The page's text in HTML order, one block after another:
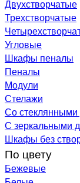
Двухстворчатые
Трехстворчатые
Угловые
Шкафы пеналы
Пеналы
Модули
Стелажи
Со
С зеркальными
Шкафы без
По цвету
Бежевые